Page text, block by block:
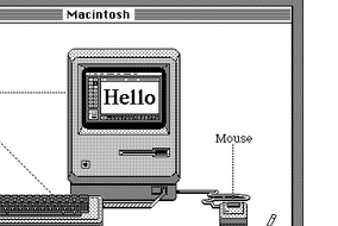
通信キャリアのニュースポータルの創業デ
億PV事業に。世界最大IT系メディア（ス
元日本編集長、World Innovation Lab(WiL)
現在、スタートアップ支援側の取り組みに